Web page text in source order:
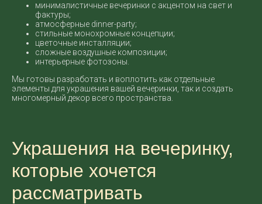
минималистичные вечеринки с акцентом на свет и
фактуры;
атмосферные dinner-party;
стильные монохромные концепции;
цветочные инсталляции;
сложные воздушные композиции;
интерьерные фотозоны.
Мы готовы разработать и воплотить как отдельные
элементы для украшения вашей вечеринки, так и создать
многомерный декор всего пространства.
Украшения на вечеринку,
которые хочется
рассматривать